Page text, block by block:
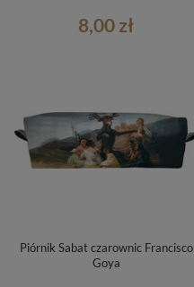
8,00 zł
Piórnik Sabat czarownic Francisco
Goya